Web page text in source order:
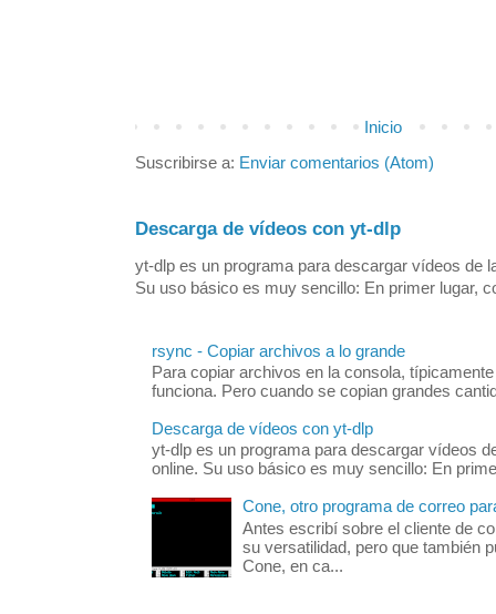
Inicio
Suscribirse a: Enviar comentarios (Atom)
Descarga de vídeos con yt-dlp
yt-dlp es un programa para descargar vídeos de
Su uso básico es muy sencillo: En primer lugar,
rsync - Copiar archivos a lo grande
Para copiar archivos en la consola,
funciona. Pero cuando se copian grandes
Descarga de vídeos con yt-dlp
yt-dlp es un programa para descargar vídeos
online. Su uso básico es muy sencillo: En
Cone, otro programa de correo
Antes escribí sobre el cliente de
su versatilidad, pero que también
Cone, en ca...